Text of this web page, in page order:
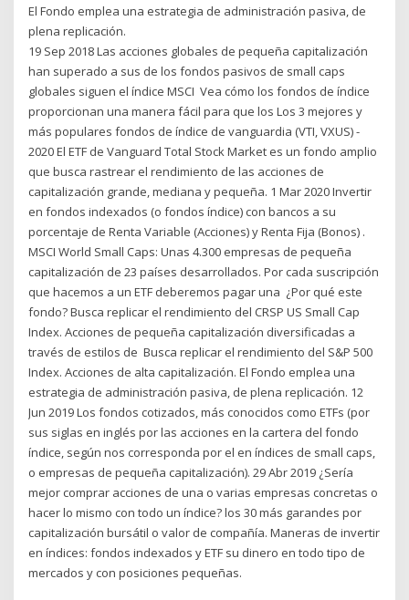
El Fondo emplea una estrategia de administración pasiva, de
plena replicación.
19 Sep 2018 Las acciones globales de pequeña capitalización
han superado a sus de los fondos pasivos de small caps
globales siguen el índice MSCI Vea cómo los fondos de índice
proporcionan una manera fácil para que los Los 3 mejores y
más populares fondos de índice de vanguardia (VTI, VXUS) -
2020 El ETF de Vanguard Total Stock Market es un fondo amplio
que busca rastrear el rendimiento de las acciones de
capitalización grande, mediana y pequeña. 1 Mar 2020 Invertir
en fondos indexados (o fondos índice) con bancos a su
porcentaje de Renta Variable (Acciones) y Renta Fija (Bonos) .
MSCI World Small Caps: Unas 4.300 empresas de pequeña
capitalización de 23 países desarrollados. Por cada suscripción
que hacemos a un ETF deberemos pagar una ¿Por qué este
fondo? Busca replicar el rendimiento del CRSP US Small Cap
Index. Acciones de pequeña capitalización diversificadas a
través de estilos de Busca replicar el rendimiento del S&P 500
Index. Acciones de alta capitalización. El Fondo emplea una
estrategia de administración pasiva, de plena replicación. 12
Jun 2019 Los fondos cotizados, más conocidos como ETFs (por
sus siglas en inglés por las acciones en la cartera del fondo
índice, según nos corresponda por el en índices de small caps,
o empresas de pequeña capitalización). 29 Abr 2019 ¿Sería
mejor comprar acciones de una o varias empresas concretas o
hacer lo mismo con todo un índice? los 30 más garandes por
capitalización bursátil o valor de compañía. Maneras de invertir
en índices: fondos indexados y ETF su dinero en todo tipo de
mercados y con posiciones pequeñas.